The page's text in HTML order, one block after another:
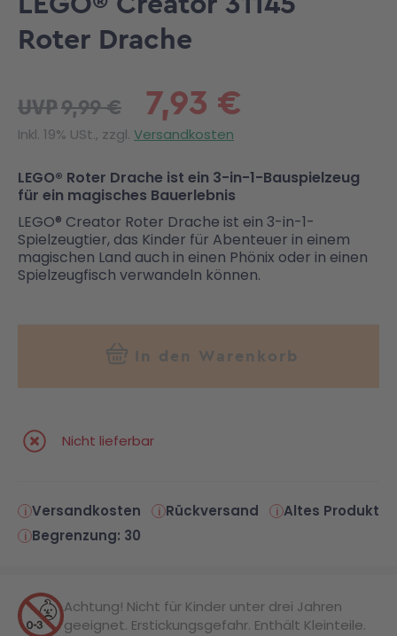
Roter Drache
7,93 €
UVP9,99 €
Inkl. 19% USt., zzgl. Versandkosten
LEGO® Roter Drache ist ein 3-in-1-Bauspielzeug
für ein magisches Bauerlebnis
LEGO® Creator Roter Drache ist ein 3-in-1-
Spielzeugtier, das Kinder für Abenteuer in einem
magischen Land auch in einen Phönix oder in einen
Spielzeugfisch verwandeln können.
In den Warenkorb
Nicht lieferbar
Versandkosten Rückversand
Altes Produkt
Begrenzung: 30
Achtung! Nicht für Kinder unter drei Jahren
geeignet. Erstickungsgefahr. Enthält Kleinteile.